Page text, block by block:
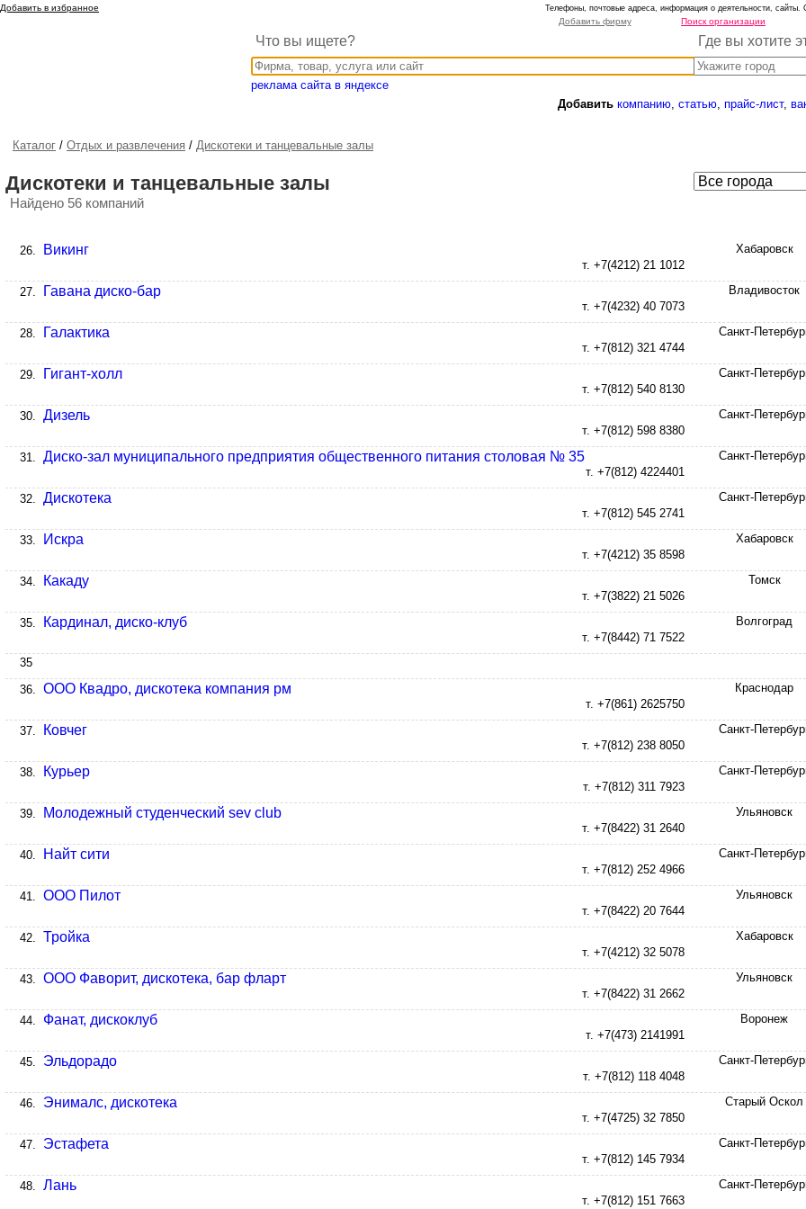
Добавить в избранное Телефоны, почтовые адреса, информация о деятельности, сайты.
Добавить фирму Поиск организации
Что вы ищете? Где вы хотите
реклама сайта в яндексе
Добавить компанию, статью, прайс-лист,
Каталог / Отдых и развлечения / Дискотеки и танцевальные залы
Дискотеки и танцевальные залы
Найдено 56 компаний
26. Викинг
т. +7(4212) 21 1012
Хабаровск
27. Гавана диско-бар
т. +7(4232) 40 7073
Владивосток
28. Галактика
т. +7(812) 321 4744
Санкт-
29. Гигант-холл
т. +7(812) 540 8130
Санкт-
30. Дизель
т. +7(812) 598 8380
Санкт-
31. Диско-зал муниципального предприятия общественного питания столовая № 35
т. +7(812) 4224401
Санкт-
32. Дискотека
т. +7(812) 545 2741
Санкт-
33. Искра
т. +7(4212) 35 8598
Хабаровск
34. Какаду
т. +7(3822) 21 5026
Томск
35. Кардинал, диско-клуб
т. +7(8442) 71 7522
Волгоград
35
36. ООО Квадро, дискотека компания рм
т. +7(861) 2625750
Краснодар
37. Ковчег
т. +7(812) 238 8050
Санкт-
38. Курьер
т. +7(812) 311 7923
Санкт-
39. Молодежный студенческий sev club
т. +7(8422) 31 2640
Ульяновск
40. Найт сити
т. +7(812) 252 4966
Санкт-
41. ООО Пилот
т. +7(8422) 20 7644
Ульяновск
42. Тройка
т. +7(4212) 32 5078
Хабаровск
43. ООО Фаворит, дискотека, бар фларт
т. +7(8422) 31 2662
Ульяновск
44. Фанат, дискоклуб
т. +7(473) 2141991
Воронеж
45. Эльдорадо
т. +7(812) 118 4048
Санкт-
46. Энималс, дискотека
т. +7(4725) 32 7850
Старый Оскол
47. Эстафета
т. +7(812) 145 7934
Санкт-
48. Лань
т. +7(812) 151 7663
Санкт-